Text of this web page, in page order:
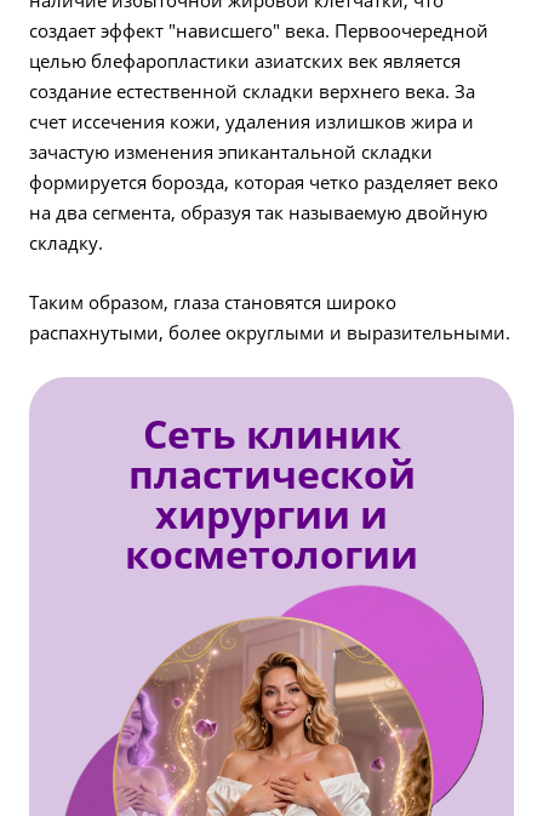
создает эффект "нависшего" века. Первоочередной
целью блефаропластики азиатских век является
создание естественной складки верхнего века. За
счет иссечения кожи, удаления излишков жира и
зачастую изменения эпикантальной складки
формируется борозда, которая четко разделяет веко
на два сегмента, образуя так называемую двойную
складку.
Таким образом, глаза становятся широко
распахнутыми, более округлыми и выразительными.
Сеть клиник
пластической
хирургии и
косметологии